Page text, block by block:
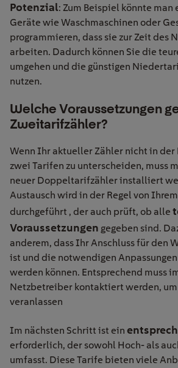
Potenzial: Zum Beispiel könnte
Geräte wie Waschmaschinen oder
programmieren, dass sie zur Zeit des
arbeiten. Dadurch können Sie die
umgehen und die günstigen
nutzen.
Welche Voraussetzungen
Zweitarifzähler?
Wenn Ihr aktueller Zähler nicht in der
zwei Tarifen zu unterscheiden, muss
neuer Doppeltarifzähler installiert
Austausch wird in der Regel von
durchgeführt , der auch prüft, ob alle
Voraussetzungen gegeben sind.
anderem, dass Ihr Anschluss für den
ist und die notwendigen
werden können. Entsprechend muss
Netzbetreiber kontaktiert werden, um
veranlassen
Im nächsten Schritt ist ein
erforderlich, der sowohl Hoch- als
umfasst. Diese Tarife bieten viele